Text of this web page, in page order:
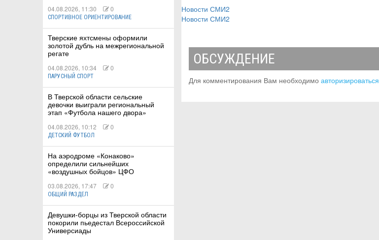
04.08.2026, 11:30 0
СПОРТИВНОЕ ОРИЕНТИРОВАНИЕ
Тверские яхтсмены оформили
золотой дубль на межрегиональной
регате
04.08.2026, 10:34 0
ПАРУСНЫЙ СПОРТ
В Тверской области сельские
девочки выиграли региональный
этап «Футбола нашего двора»
04.08.2026, 10:12 0
ДЕТСКИЙ ФУТБОЛ
На аэродроме «Конаково»
определили сильнейших
«воздушных бойцов» ЦФО
03.08.2026, 17:47 0
ОБЩИЙ РАЗДЕЛ
Девушки-борцы из Тверской области
покорили пьедестал Всероссийской
Универсиады
Новости СМИ2
Новости СМИ2
ОБСУЖДЕНИЕ
Для комментирования Вам необходимоавторизироваться